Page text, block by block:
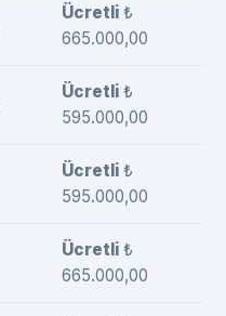
Ücretli ₺
665.000,00
Ücretli ₺
595.000,00
Ücretli ₺
595.000,00
Ücretli ₺
665.000,00